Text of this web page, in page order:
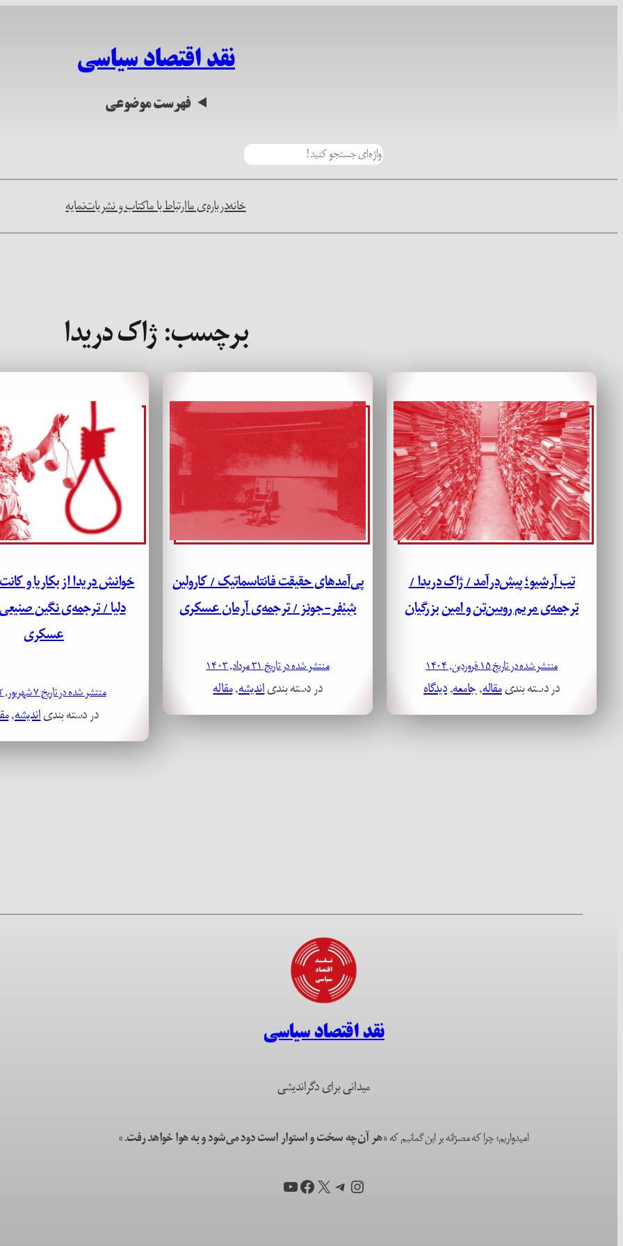
نقد اقتصاد سیاسی
فهرست موضوعی
خانهدرباره‌ی ماارتباط با ماکتاب و نشریاتنمایه
برچسب:ژاک دریدا
تب آرشیو؛ پیش‌درآمد / ژاک دریدا /
ترجمه‌ی مریم رویین‌تن و امین بزرگیان
منتشر شده در تاریخ ۱۵ فروردین, ۱۴۰۴
در دسته بندیمقاله, جامعه, دیدگاه
پی‌آمدهای حقیقت فانتاسماتیک / کارولین
شِیْفر-جونز / ترجمه‌ی آرمان عسکری
منتشر شده در تاریخ ۳۱ مرداد, ۱۴۰۳
در دسته بندیاندیشه, مقاله
خوانش دریدا از بکاریا و
دلیا / ترجمه‌ی نگین
عسکری
منتشر شده در تاریخ ۷ شهریور, ۱۴۰۲
در دسته بندیاندیشه,
نقد اقتصاد سیاسی
میدانی برای دگراندیشی
امیدواریم؛ چرا که مصرّانه بر این گمانیم که«هر آن‌چه سخت و استوار است دود می‌شود و به هوا خواهد رفت.»
اینستاگرم
تلگرام
X فیس‌بوک
یوتیوب